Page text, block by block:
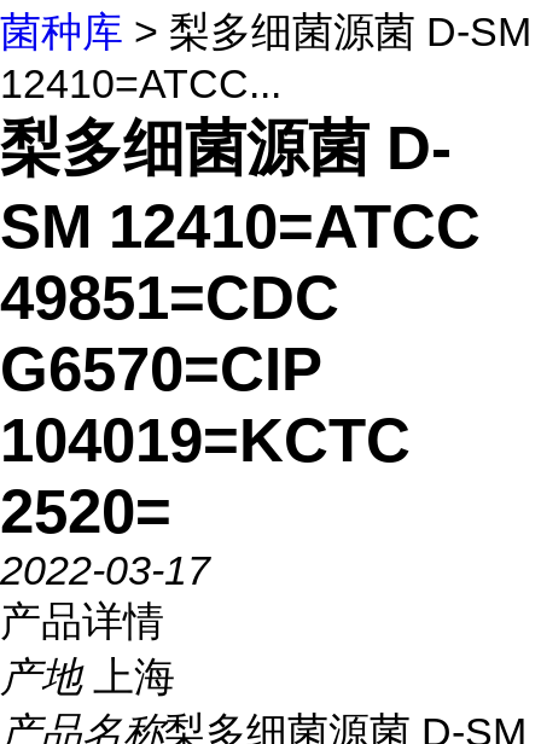
菌种库 > 梨多细菌源菌 D-SM
12410=ATCC...
梨多细菌源菌 D-
SM 12410=ATCC
49851=CDC
G6570=CIP
104019=KCTC
2520=
2022-03-17
产品详情
产地
上海
产品名称梨多细菌源菌 D-SM